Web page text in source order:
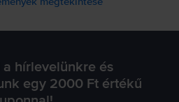
hírlevelünkre és
egy 2000 Ft értékű